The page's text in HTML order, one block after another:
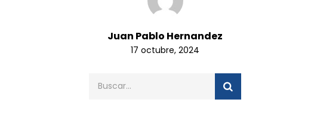
Juan Pablo Hernandez
17 octubre, 2024